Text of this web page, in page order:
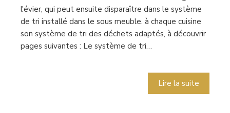
l'évier, qui peut ensuite disparaître dans le système
de tri installé dans le sous meuble. à chaque cuisine
son système de tri des déchets adaptés, à découvrir
pages suivantes : Le système de tri…
Lire la suite